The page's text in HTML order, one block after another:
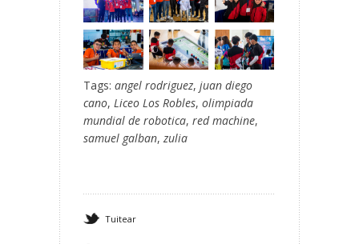
Tags: angel rodriguez, juan diego
cano, Liceo Los Robles, olimpiada
mundial de robotica, red machine,
samuel galban, zulia
Tuitear